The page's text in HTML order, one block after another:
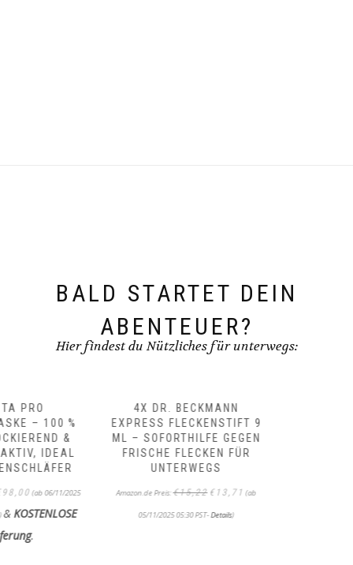
BALD STARTET DEIN
ABENTEUER?
Hier findest du Nützliches für unterwegs:
4X DR. BECKMANN
EXPRESS FLECKENSTIFT 9
ML – SOFORTHILFE GEGEN
FRISCHE FLECKEN FÜR
UNTERWEGS
Amazon.de Preis:€ €13,71
ist:
(ab
05/11/2025 05:30 PST-